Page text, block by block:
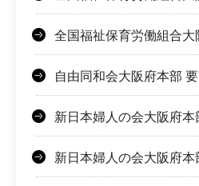
全国福祉保育労働組合
自由同和会大阪府本部
新日本婦人の会大阪府
新日本婦人の会大阪府